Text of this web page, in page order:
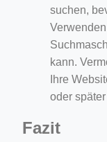
suchen,
kann.
Ihre
oder
Fazit